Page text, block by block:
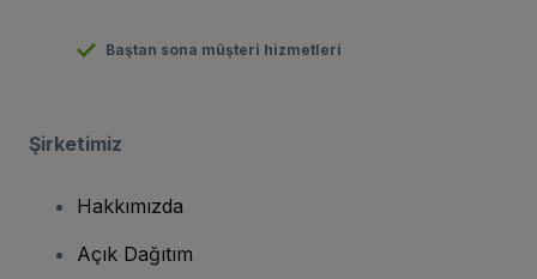
Baştan sona müşteri hizmetleri
Şirketimiz
Hakkımızda
Açık Dağıtım